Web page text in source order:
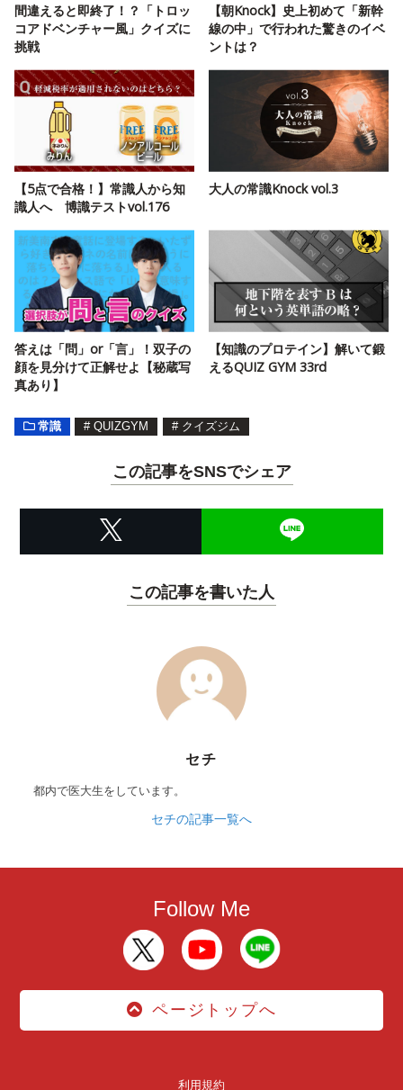
間違えると即終了！？「トロッ
コアドベンチャー風」クイズに
挑戦
【朝Knock】史上初めて「新幹
線の中」で行われた驚きのイベ
ントは？
【5点で合格！】常識人から知
識人へ 博識テストvol.176
大人の常識Knock vol.3
答えは「問」or「言」！双子の
顔を見分けて正解せよ【秘蔵写
真あり】
【知識のプロテイン】解いて鍛
えるQUIZ GYM 33rd
常識 # QUIZGYM # クイズジム
この記事をSNSでシェア
この記事を書いた人
セチ
都内で医大生をしています。
セチの記事一覧へ
Follow Me
ページトップへ
利用規約